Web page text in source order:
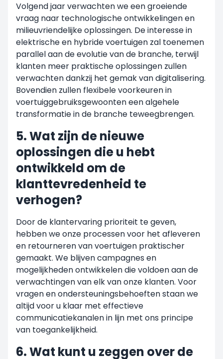
Volgend jaar verwachten we een groeiende
vraag naar technologische ontwikkelingen en
milieuvriendelijke oplossingen. De interesse in
elektrische en hybride voertuigen zal toenemen
parallel aan de evolutie van de branche, terwijl
klanten meer praktische oplossingen zullen
verwachten dankzij het gemak van digitalisering.
Bovendien zullen flexibele voorkeuren in
voertuiggebruiksgewoonten een algehele
transformatie in de branche teweegbrengen.
5. Wat zijn de nieuwe
oplossingen die u hebt
ontwikkeld om de
klanttevredenheid te
verhogen?
Door de klantervaring prioriteit te geven,
hebben we onze processen voor het afleveren
en retourneren van voertuigen praktischer
gemaakt. We blijven campagnes en
mogelijkheden ontwikkelen die voldoen aan de
verwachtingen van elk van onze klanten. Voor
vragen en ondersteuningsbehoeften staan we
altijd voor u klaar met effectieve
communicatiekanalen in lijn met ons principe
van toegankelijkheid.
6. Wat kunt u zeggen over de